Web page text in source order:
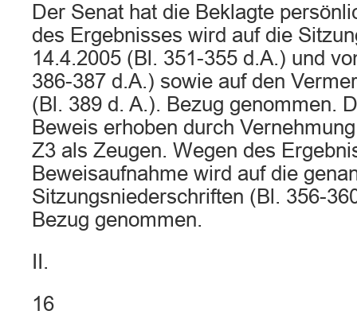
Der Senat hat die Beklagte
des Ergebnisses wird auf die
14.4.2005 (Bl. 351-355 d.A.) und
386-387 d.A.) sowie auf den
(Bl. 389 d. A.). Bezug genommen.
Beweis erhoben durch
Z3 als Zeugen. Wegen des
Beweisaufnahme wird auf die
Sitzungsniederschriften (Bl. 356-
Bezug genommen.
II.
16